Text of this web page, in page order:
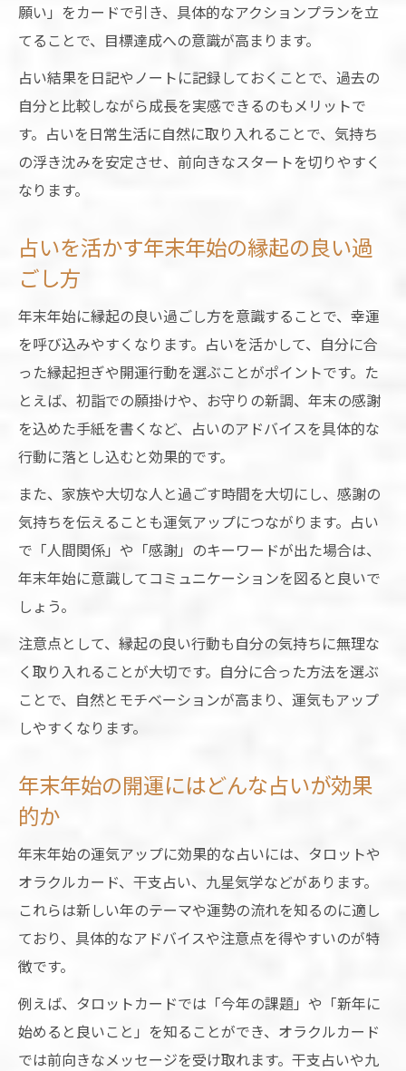
願い」をカードで引き、具体的なアクションプランを立
てることで、目標達成への意識が高まります。
占い結果を日記やノートに記録しておくことで、過去の
自分と比較しながら成長を実感できるのもメリットで
す。占いを日常生活に自然に取り入れることで、気持ち
の浮き沈みを安定させ、前向きなスタートを切りやすく
なります。
占いを活かす年末年始の縁起の良い過
ごし方
年末年始に縁起の良い過ごし方を意識することで、幸運
を呼び込みやすくなります。占いを活かして、自分に合
った縁起担ぎや開運行動を選ぶことがポイントです。た
とえば、初詣での願掛けや、お守りの新調、年末の感謝
を込めた手紙を書くなど、占いのアドバイスを具体的な
行動に落とし込むと効果的です。
また、家族や大切な人と過ごす時間を大切にし、感謝の
気持ちを伝えることも運気アップにつながります。占い
で「人間関係」や「感謝」のキーワードが出た場合は、
年末年始に意識してコミュニケーションを図ると良いで
しょう。
注意点として、縁起の良い行動も自分の気持ちに無理な
く取り入れることが大切です。自分に合った方法を選ぶ
ことで、自然とモチベーションが高まり、運気もアップ
しやすくなります。
年末年始の開運にはどんな占いが効果
的か
年末年始の運気アップに効果的な占いには、タロットや
オラクルカード、干支占い、九星気学などがあります。
これらは新しい年のテーマや運勢の流れを知るのに適し
ており、具体的なアドバイスや注意点を得やすいのが特
徴です。
例えば、タロットカードでは「今年の課題」や「新年に
始めると良いこと」を知ることができ、オラクルカード
では前向きなメッセージを受け取れます。干支占いや九